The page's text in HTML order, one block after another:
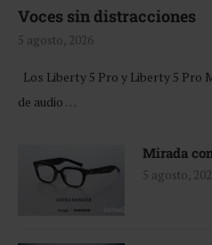
Voces sin distracciones
5 agosto, 2026
Los Liberty 5 Pro y Liberty 5 Pro
de audio …
Mirada
5 agosto,